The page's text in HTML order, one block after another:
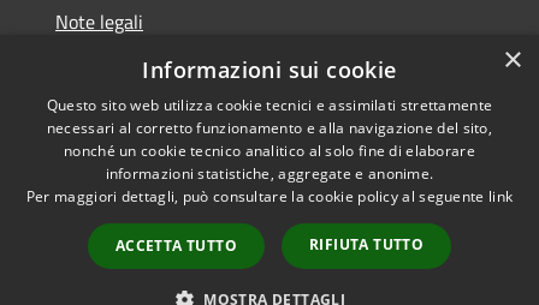
Note legali
Dichiarazione di accessibilità
Accessibilità
Copyright © 2026 • Comune di
Trecate • Powered by
Municipium•
Accesso
redazione
×
Informazioni sui cookie
Questo sito web utilizza cookie tecnici e assimilati strettamente
necessari al corretto funzionamento e alla navigazione del sito,
nonché un cookie tecnico analitico al solo fine di elaborare
informazioni statistiche, aggregate e anonime.
Per maggiori dettagli, può consultare la cookie policy al seguente link
ACCETTA TUTTO RIFIUTA TUTTO
MOSTRA DETTAGLI